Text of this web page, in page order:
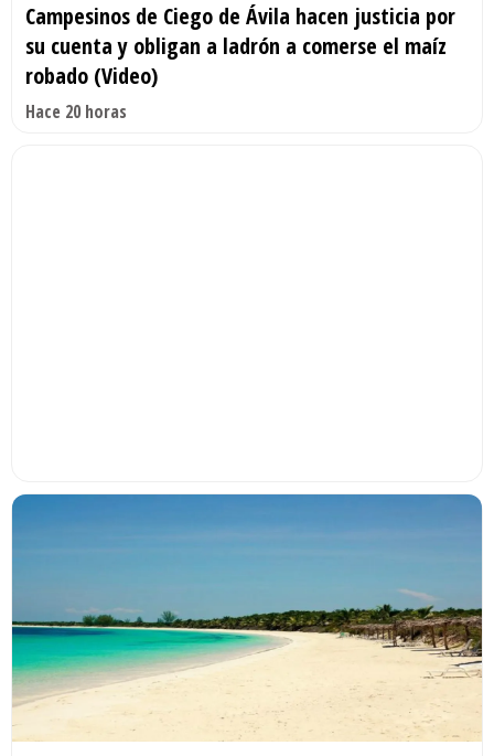
Campesinos de Ciego de Ávila hacen justicia por
su cuenta y obligan a ladrón a comerse el maíz
robado (Video)
Hace 20 horas